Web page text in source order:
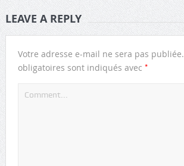
LEAVE A REPLY
Votre adresse e-mail ne sera pas publiée.
obligatoires sont indiqués avec *